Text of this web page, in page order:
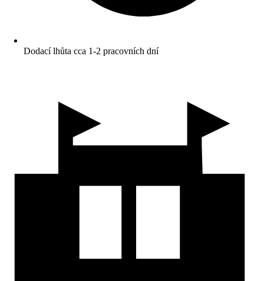
Dodací lhůta cca 1-2 pracovních dní